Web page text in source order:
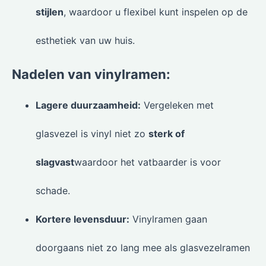
stijlen, waardoor u flexibel kunt inspelen op de
esthetiek van uw huis.
Nadelen van vinylramen:
Lagere duurzaamheid: Vergeleken met
glasvezel is vinyl niet zo sterk of
slagvastwaardoor het vatbaarder is voor
schade.
Kortere levensduur: Vinylramen gaan
doorgaans niet zo lang mee als glasvezelramen